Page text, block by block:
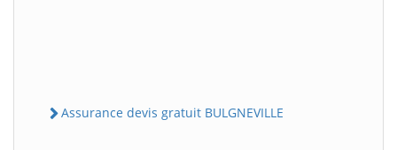
Assurance devis gratuit BULGNEVILLE